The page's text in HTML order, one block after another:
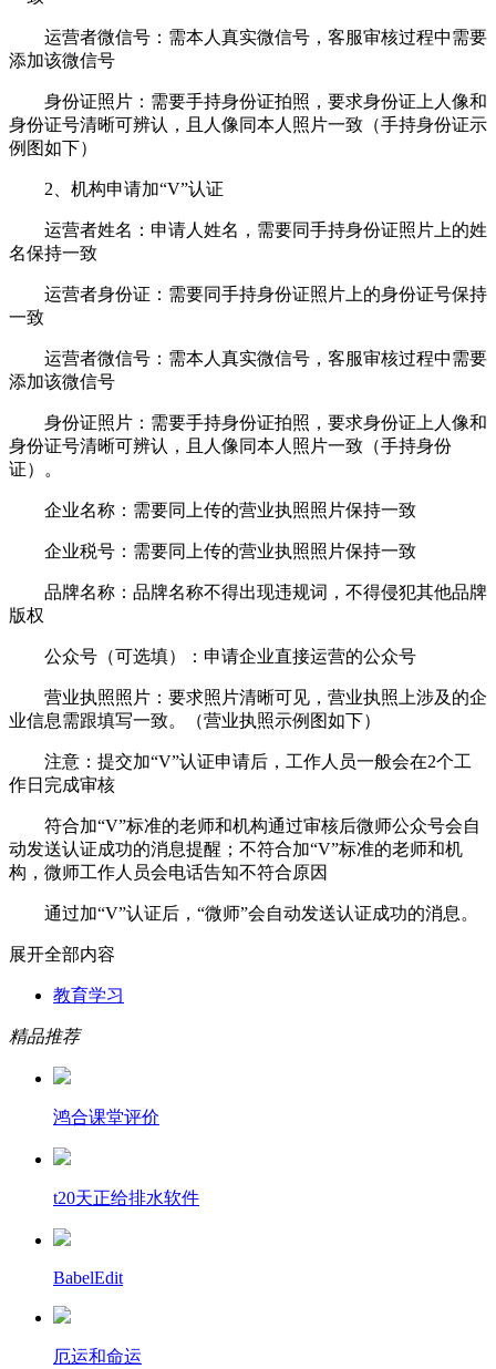
运营者微信号：需本人真实微信号，客服审核过程中需要
添加该微信号
身份证照片：需要手持身份证拍照，要求身份证上人像和
身份证号清晰可辨认，且人像同本人照片一致（手持身份证示
例图如下）
2、机构申请加“V”认证
运营者姓名：申请人姓名，需要同手持身份证照片上的姓
名保持一致
运营者身份证：需要同手持身份证照片上的身份证号保持
一致
运营者微信号：需本人真实微信号，客服审核过程中需要
添加该微信号
身份证照片：需要手持身份证拍照，要求身份证上人像和
身份证号清晰可辨认，且人像同本人照片一致（手持身份
证）。
企业名称：需要同上传的营业执照照片保持一致
企业税号：需要同上传的营业执照照片保持一致
品牌名称：品牌名称不得出现违规词，不得侵犯其他品牌
版权
公众号（可选填）：申请企业直接运营的公众号
营业执照照片：要求照片清晰可见，营业执照上涉及的企
业信息需跟填写一致。（营业执照示例图如下）
注意：提交加“V”认证申请后，工作人员一般会在2个工
作日完成审核
符合加“V”标准的老师和机构通过审核后微师公众号会自
动发送认证成功的消息提醒；不符合加“V”标准的老师和机
构，微师工作人员会电话告知不符合原因
通过加“V”认证后，“微师”会自动发送认证成功的消息。
展开全部内容
教育学习
精品推荐
鸿合课堂评价
t20天正给排水软件
BabelEdit
厄运和命运